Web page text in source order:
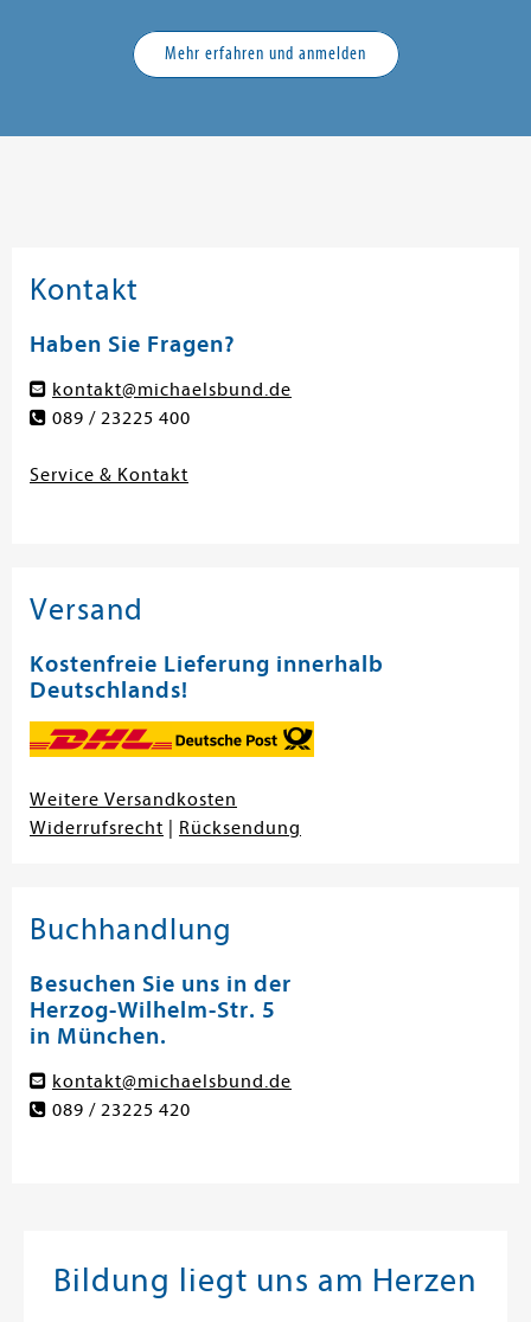
Mehr erfahren und anmelden
Kontakt
Haben Sie Fragen?
kontakt@michaelsbund.de
089 / 23225 400
Service & Kontakt
Versand
Kostenfreie Lieferung innerhalb
Deutschlands!
Weitere Versandkosten
Widerrufsrecht
Rücksendung
Buchhandlung
Besuchen Sie uns in der
Herzog-Wilhelm-Str. 5
in München.
kontakt@michaelsbund.de
089 / 23225 420
Bildung liegt uns am Herzen